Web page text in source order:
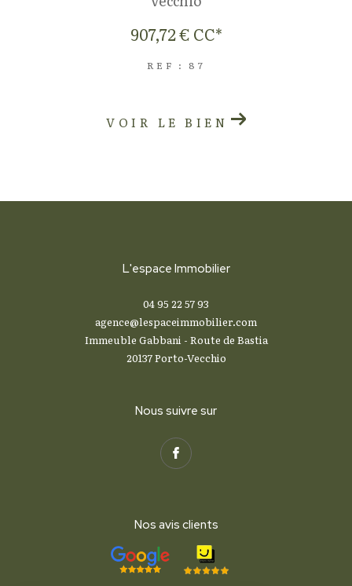
907,72 € CC*
REF : 87
VOIR LE BIEN
L'espace Immobilier
04 95 22 57 93
agence@lespaceimmobilier.com
Immeuble Gabbani - Route de Bastia
20137 Porto-Vecchio
Nous suivre sur
Nos avis clients